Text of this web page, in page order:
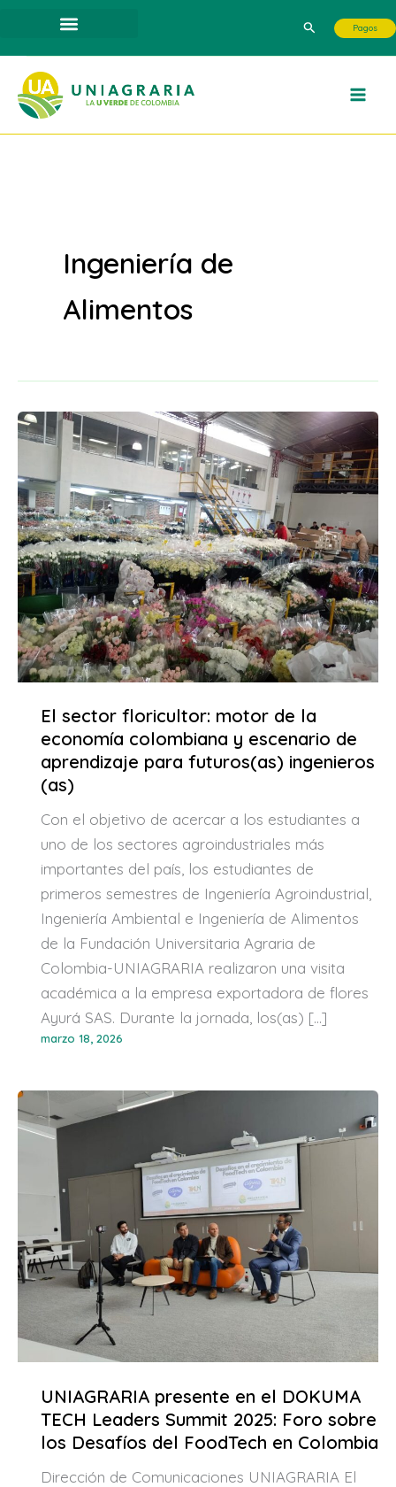
contenido
Buscar Pagos
Ingeniería de
Alimentos
El sector floricultor: motor de la
economía colombiana y escenario de
aprendizaje para futuros(as) ingenieros
(as)
Con el objetivo de acercar a los estudiantes a
uno de los sectores agroindustriales más
importantes del país, los estudiantes de
primeros semestres de Ingeniería Agroindustrial,
Ingeniería Ambiental e Ingeniería de Alimentos
de la Fundación Universitaria Agraria de
Colombia-UNIAGRARIA realizaron una visita
académica a la empresa exportadora de flores
Ayurá SAS. Durante la jornada, los(as) […]
marzo 18, 2026
UNIAGRARIA presente en el DOKUMA
TECH Leaders Summit 2025: Foro sobre
los Desafíos del FoodTech en Colombia
Dirección de Comunicaciones UNIAGRARIA El